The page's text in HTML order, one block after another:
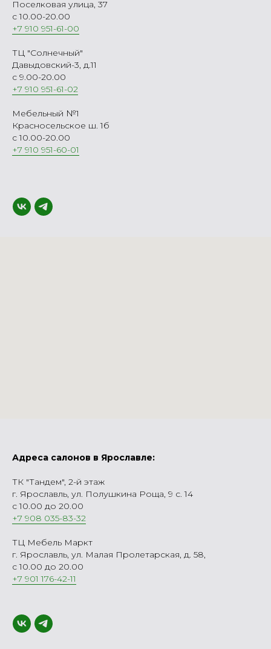
Поселковая улица, 37
с 10.00-20.00
+7 910 951-61-00
ТЦ "Солнечный"
Давыдовский-3, д.11
с 9.00-20.00
+7 910 951-61-02
Мебельный №1
Красносельское ш. 1б
с 10.00-20.00
+7 910 951-60-01
Адреса салонов в Ярославле:
ТК "Тандем", 2-й этаж
г. Ярославль, ул. Полушкина Роща, 9 с. 14
с 10.00 до 20.00
+7 908 035-83-32
ТЦ Мебель Маркт
г. Ярославль, ул. Малая Пролетарская, д. 58,
с 10.00 до 20.00
+7 901 176-42-11